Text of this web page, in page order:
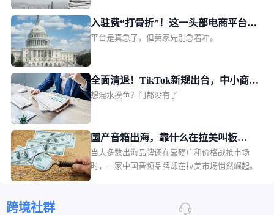
规。对比欧洲瞄准电子电器、纺织品/服饰、玩
具、化妆品、母婴5大平台核心热销品类进行全方
想象力，实际上远超品类本身。01TikTok Shop泰
国站收紧二手商品TT123获悉，自2026年7月31
日起，TikTok Shop泰国站点已全面收紧二手商品
入驻费“打骨折”！这一头部电商平台急
需中国卖家回血
平台是真急了，但卖家先别急着冲。
全面清退！TikTok新规出台，中小商家
更难躺赢
想混水摸鱼？门都没有了
国产音箱出海，靠什么在拉美叫板
JBL？一场由数百位本土红人完成的信
任众筹
当大多数出海品牌还在靠硬广和价格战抢市场
时，一家中国音频品牌却在拉美市场悄然崛起。
跨境社群